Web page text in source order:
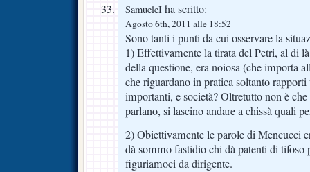
SamueleI ha scritto:
Agosto 6th, 2011 alle 18:52
Sono tanti i punti da cui osservare la
1) Effettivamente la tirata del Petri, al di
della questione, era noiosa (che importa
che riguardano in pratica soltanto
importanti, e società? Oltretutto non è
parlano, si lascino andare a chissà quali
2) Obiettivamente le parole di Mencucci
dà sommo fastidio chi dà patenti di tifoso
figuriamoci da dirigente.